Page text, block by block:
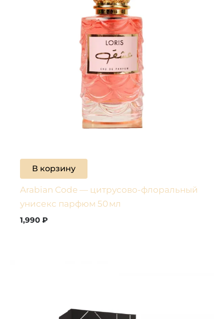
В корзину
Arabian Code — цитрусово-флоральный
унисекс парфюм 50 мл
1,990₽